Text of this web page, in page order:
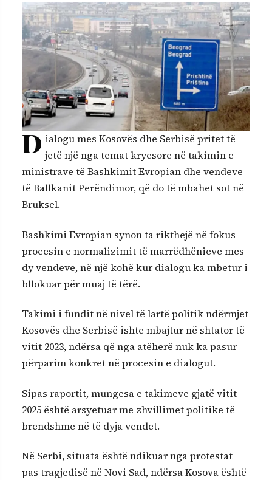
D ialogu mes Kosovës dhe Serbisë pritet të
jetë një nga temat kryesore në takimin e
ministrave të Bashkimit Evropian dhe vendeve
të Ballkanit Perëndimor, që do të mbahet sot në
Bruksel.
Bashkimi Evropian synon ta rikthejë në fokus
procesin e normalizimit të marrëdhënieve mes
dy vendeve, në një kohë kur dialogu ka mbetur i
bllokuar për muaj të tërë.
Takimi i fundit në nivel të lartë politik ndërmjet
Kosovës dhe Serbisë ishte mbajtur në shtator të
vitit 2023, ndërsa që nga atëherë nuk ka pasur
përparim konkret në procesin e dialogut.
Sipas raportit, mungesa e takimeve gjatë vitit
2025 është arsyetuar me zhvillimet politike të
brendshme në të dyja vendet.
Në Serbi, situata është ndikuar nga protestat
pas tragjedisë në Novi Sad, ndërsa Kosova është